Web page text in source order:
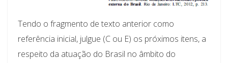
Tendo o fragmento de texto anterior como
referência inicial, julgue (C ou E) os próximos itens, a
respeito da atuação do Brasil no âmbito do